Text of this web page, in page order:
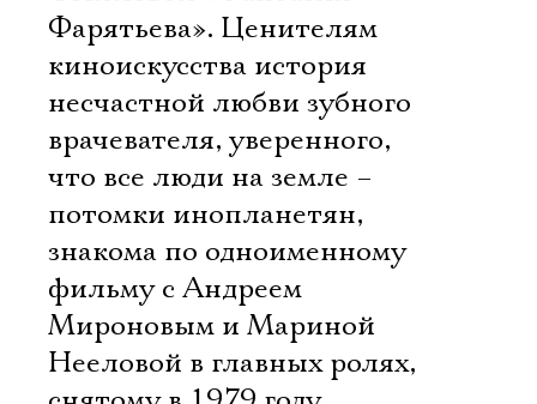
Фарятьева». Ценителям
киноискусства история
несчастной любви зубного
врачевателя, уверенного,
что все люди на земле –
потомки инопланетян,
знакома по одноименному
фильму с Андреем
Мироновым и Мариной
Нееловой в главных ролях,